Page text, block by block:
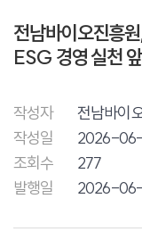
전남바이오진흥
ESG 경영 실천
작성자
전남바이
작성일
2026-
조회수
277
발행일
2026-